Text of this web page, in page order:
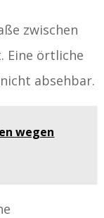
zwischen
Eine örtliche
absehbar.
wegen